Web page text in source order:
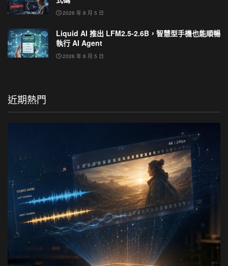
2026 年 8 月 5 日
Liquid AI 推出 LFM2.5-2.6B，智慧型手機也能順暢
執行 AI Agent
2026 年 8 月 5 日
近期熱門